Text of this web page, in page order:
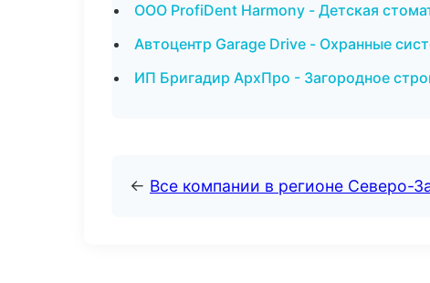
ООО ProfiDent Harmony - Детская
Автоцентр Garage Drive - Охранные
ИП Бригадир АрхПро - Загородное
← Все компании в регионе Северо-